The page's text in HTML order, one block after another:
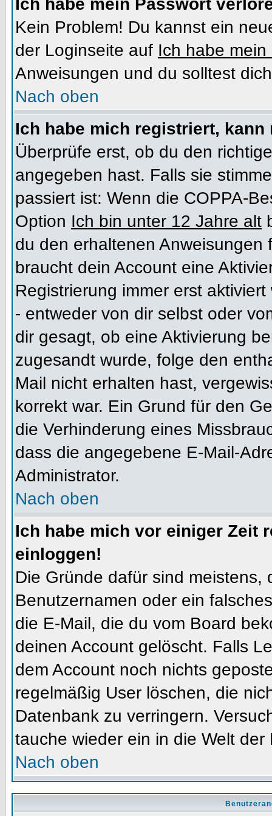
Kein Problem! Du kannst ein
der Loginseite auf Ich habe
Anweisungen und du solltest
Nach oben
Ich habe mich registriert,
Überprüfe erst, ob du den
angegeben hast. Falls sie
passiert ist: Wenn die COPPA-
Option Ich bin unter 12 Jahre alt
du den erhaltenen
braucht dein Account eine
Registrierung immer erst
- entweder von dir selbst oder
dir gesagt, ob eine Aktivierung
zugesandt wurde, folge den
Mail nicht erhalten hast,
korrekt war. Ein Grund für den
die Verhinderung eines
dass die angegebene E-Mail-
Administrator.
Nach oben
Ich habe mich vor einiger Zeit
einloggen!
Die Gründe dafür sind
Benutzernamen oder ein
die E-Mail, die du vom Board
deinen Account gelöscht. Falls
dem Account noch nichts
regelmäßig User löschen, die
Datenbank zu verringern.
tauche wieder ein in die Welt der
Nach oben